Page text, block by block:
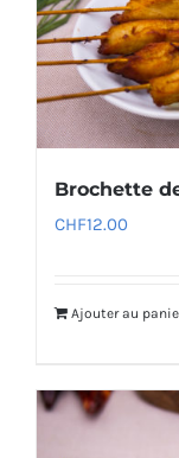
Brochette
CHF12.00
Ajouter au